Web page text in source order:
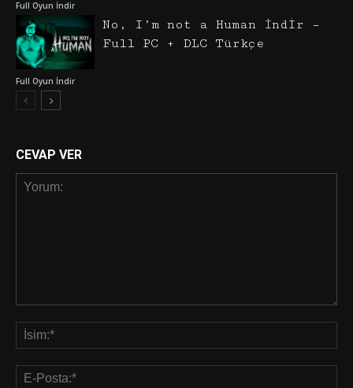
Full Oyun İndir
Full Oyun İndir
No, I’m not a Human İndir –
Full PC + DLC Türkçe
CEVAP VER